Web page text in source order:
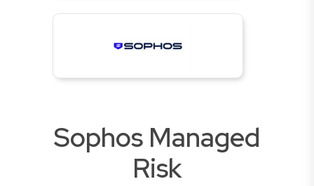
Sophos Managed
Risk